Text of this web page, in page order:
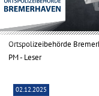
Ortspolizeibehörde
PM - Leser
02.12.2025